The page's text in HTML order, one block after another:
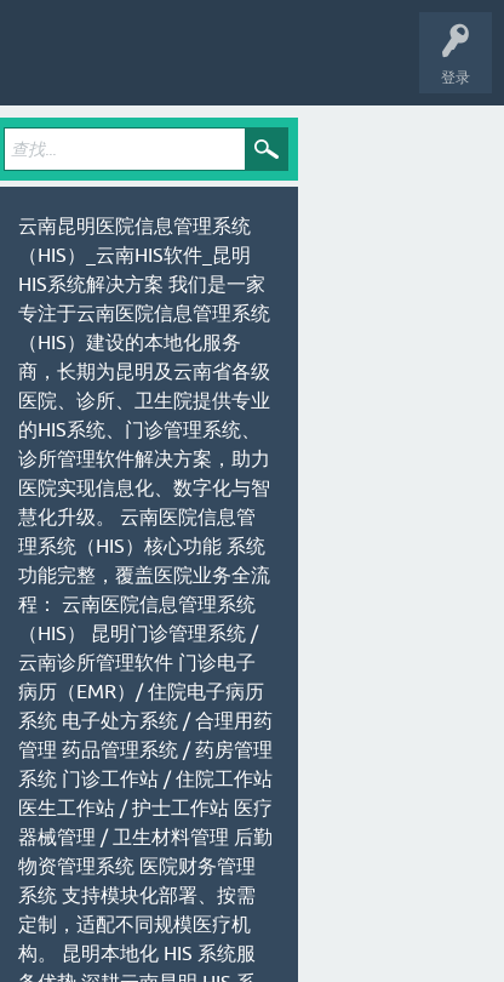
登录
云南昆明医院信息管理系统
（HIS）_云南HIS软件_昆明
HIS系统解决方案 我们是一家
专注于云南医院信息管理系统
（HIS）建设的本地化服务
商，长期为昆明及云南省各级
医院、诊所、卫生院提供专业
的HIS系统、门诊管理系统、
诊所管理软件解决方案，助力
医院实现信息化、数字化与智
慧化升级。 云南医院信息管
理系统（HIS）核心功能 系统
功能完整，覆盖医院业务全流
程： 云南医院信息管理系统
（HIS） 昆明门诊管理系统 /
云南诊所管理软件 门诊电子
病历（EMR）/ 住院电子病历
系统 电子处方系统 / 合理用药
管理 药品管理系统 / 药房管理
系统 门诊工作站 / 住院工作站
医生工作站 / 护士工作站 医疗
器械管理 / 卫生材料管理 后勤
物资管理系统 医院财务管理
系统 支持模块化部署、按需
定制，适配不同规模医疗机
构。 昆明本地化 HIS 系统服